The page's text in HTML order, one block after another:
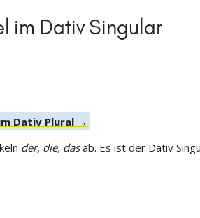
im Dativ Singular
Dativ Plural →
der, die, dasab. Es ist der Dativ